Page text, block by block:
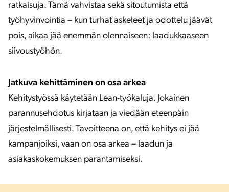
ratkaisuja. Tämä vahvistaa sekä sitoutumista että
työhyvinvointia – kun turhat askeleet ja odottelu jäävät
pois, aikaa jää enemmän olennaiseen: laadukkaaseen
siivoustyöhön.
Jatkuva kehittäminen on osa arkea
Kehitystyössä käytetään Lean-työkaluja. Jokainen
parannusehdotus kirjataan ja viedään eteenpäin
järjestelmällisesti. Tavoitteena on, että kehitys ei jää
kampanjoiksi, vaan on osa arkea – laadun ja
asiakaskokemuksen parantamiseksi.